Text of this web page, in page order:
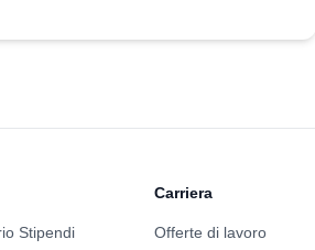
Stipendi
Carriera
Offerte di lavoro